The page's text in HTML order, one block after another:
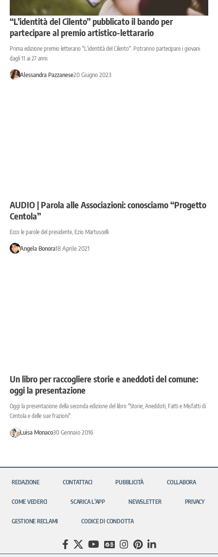
“L’identità del Cilento” pubblicato il bando per
partecipare al premio artistico-lettarario
Prima edizione premio letterario "L'identità del Cilento". Potranno partecipare i giovani
dagli 11 ai 27 anni.
Alessandra Pazzanese20 Giugno 2023
AUDIO | Parola alle Associazioni: conosciamo “Progetto
Centola”
Ecco le parole del presidente, Ezio Martuscelli
Angela Bonora18 Aprile 2021
Un libro per raccogliere storie e aneddoti del comune:
oggi la presentazione
Oggi la presentazione della seconda edizione del libro "Storie, Aneddoti, Fatti e Misfatti di
Centola e delle sue frazioni".
Luisa Monaco30 Gennaio 2016
REDAZIONE CONTATTACI PUBBLICITÀ COLLABORA
COME VEDERCI SCARICA L’APP NEWSLETTER PRIVACY
GESTIONE RECLAMI CODICE DI CONDOTTA